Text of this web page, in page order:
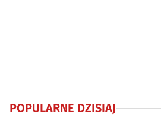
POPULARNE DZISIAJ